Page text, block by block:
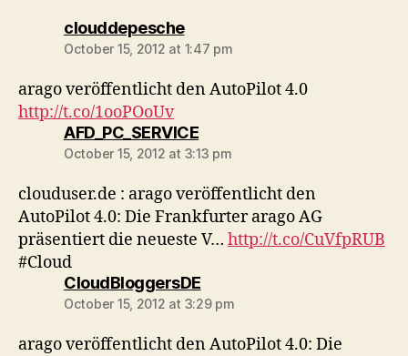
clouddepeschesays:
October 15, 2012 at 1:47 pm
arago veröffentlicht den AutoPilot 4.0
http://t.co/1ooPOoUv
AFD_PC_SERVICEsays:
October 15, 2012 at 3:13 pm
clouduser.de : arago veröffentlicht den
AutoPilot 4.0: Die Frankfurter arago AG
präsentiert die neueste V… http://t.co/CuVfpRUB
#Cloud
CloudBloggersDEsays:
October 15, 2012 at 3:29 pm
arago veröffentlicht den AutoPilot 4.0: Die